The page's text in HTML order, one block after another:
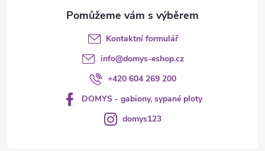
Kontaktní formulář
info@domys-eshop.cz
+420 604 269 200
DOMYS - gabiony, sypané ploty
domys123